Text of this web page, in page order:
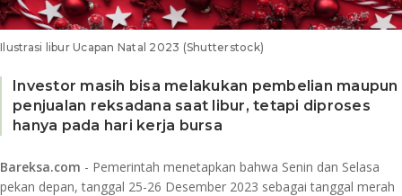
Ilustrasi libur Ucapan Natal 2023 (Shutterstock)
Investor masih bisa melakukan pembelian maupun
penjualan reksadana saat libur, tetapi diproses
hanya pada hari kerja bursa
Bareksa.com - Pemerintah menetapkan bahwa Senin dan Selasa
pekan depan, tanggal 25-26 Desember 2023 sebagai tanggal merah